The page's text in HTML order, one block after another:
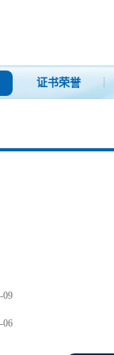
证书荣誉
09
06